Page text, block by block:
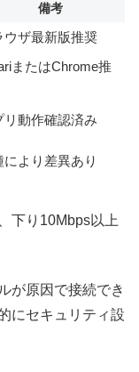
備考
ウザ最新版推奨
またはChrome推
リ動作確認済み
により差異あり
下り10Mbps以上
が原因で接続でき
にセキュリティ設